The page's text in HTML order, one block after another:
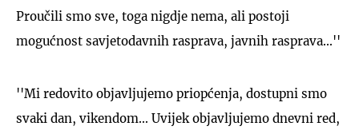
Proučili smo sve, toga nigdje nema, ali postoji
mogućnost savjetodavnih rasprava, javnih rasprava...''
''Mi redovito objavljujemo priopćenja, dostupni smo
svaki dan, vikendom... Uvijek objavljujemo dnevni red,